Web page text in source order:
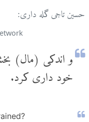
حسین تاجی گله داری:
و اندکی (مال)
خود داری کرد.